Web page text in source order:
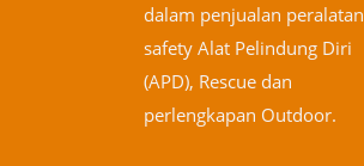
dalam penjualan peralatan
safety Alat Pelindung Diri
(APD), Rescue dan
perlengkapan Outdoor.